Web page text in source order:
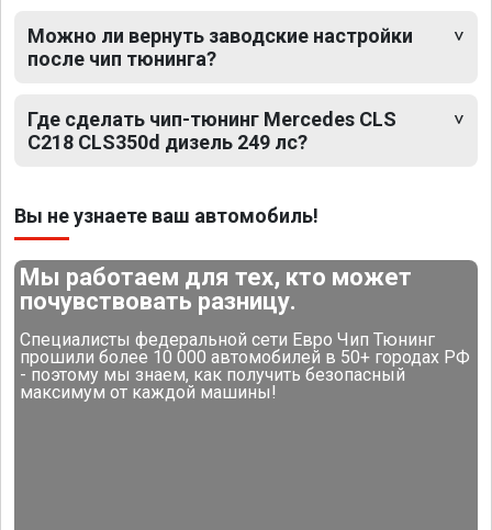
Можно ли вернуть заводские настройки
после чип тюнинга?
Где сделать чип-тюнинг Mercedes CLS
C218 CLS350d дизель 249 лс?
Вы не узнаете ваш автомобиль!
Мы работаем для тех, кто может
почувствовать разницу.
Специалисты федеральной сети Евро Чип Тюнинг
прошили более 10 000 автомобилей в 50+ городах РФ
- поэтому мы знаем, как получить безопасный
максимум от каждой машины!